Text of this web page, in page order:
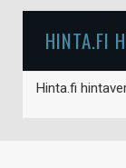
HINTA.FI
Hinta.fi